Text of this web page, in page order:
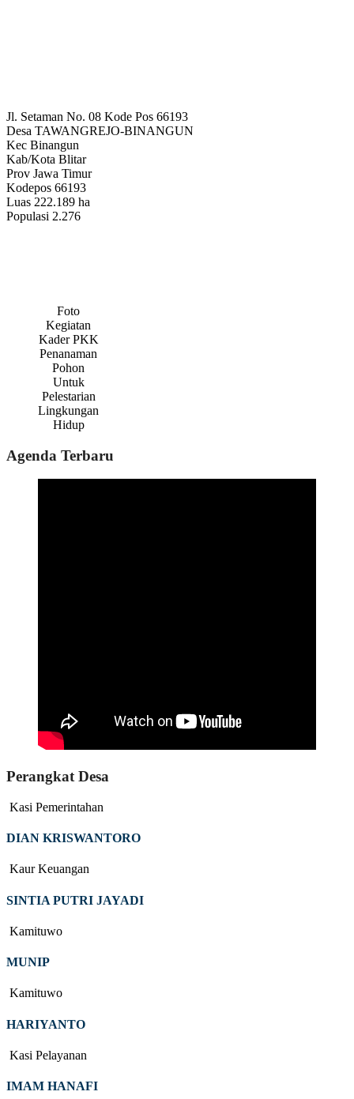
Jl. Setaman No. 08 Kode Pos 66193
Desa TAWANGREJO-BINANGUN
Kec Binangun
Kab/Kota Blitar
Prov Jawa Timur
Kodepos 66193
Luas 222.189 ha
Populasi 2.276
Foto
Kegiatan
Kader PKK
Penanaman
Pohon
Untuk
Pelestarian
Lingkungan
Hidup
Agenda Terbaru
Perangkat Desa
Kasi Pemerintahan
DIAN KRISWANTORO
Kaur Keuangan
SINTIA PUTRI JAYADI
Kamituwo
MUNIP
Kamituwo
HARIYANTO
Kasi Pelayanan
IMAM HANAFI